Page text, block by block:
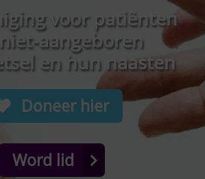
voor patiënten
aangeboren
en hun naasten
Doneer hier
Word lid